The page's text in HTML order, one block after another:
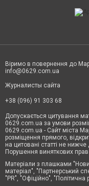
Віримо в повернення до
info@0629.com.ua
Журналисты сайта
+38 (096) 91 303 68
Допускається цитування
0629.com.ua за умови
0629.com.ua - Сайт міста
розміщення прямого,
на цитовані статті не
Порушення виняткових
Матеріали з плашками
матеріал", "Партнерський
"PR", "Офіційно",